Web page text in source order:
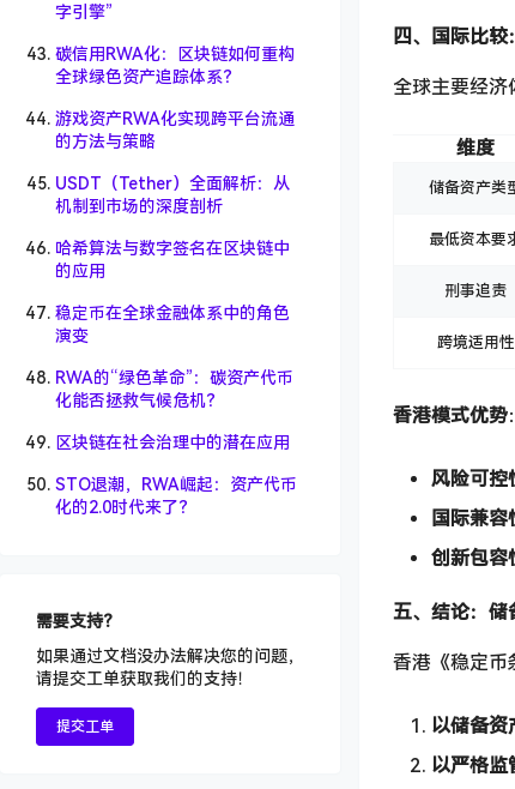
字引擎”
碳信用RWA化：区块链如何重构
全球绿色资产追踪体系？
游戏资产RWA化实现跨平台流通
的方法与策略
USDT（Tether）全面解析：从
机制到市场的深度剖析
哈希算法与数字签名在区块链中
的应用
稳定币在全球金融体系中的角色
演变
RWA的“绿色革命”：碳资产代币
化能否拯救气候危机？
区块链在社会治理中的潜在应用
STO退潮，RWA崛起：资产代币
化的2.0时代来了？
需要支持？
如果通过文档没办法解决您的问题，
请提交工单获取我们的支持！
提交工单
四、国际比较
全球主要经济
维度
储备资产类
最低资本要
刑事追责
跨境适用性
香港模式优势：
风险可控
国际兼容
创新包容
五、结论：储
香港《稳定币
以储备资
以严格监